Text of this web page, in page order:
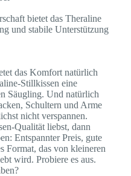
bietet das Theraline
und stabile Unterstützung
das Komfort natürlich
Stillkissen eine
Säugling. Und natürlich
Schultern und Arme
nicht verspannen.
Qualität liebst, dann
Entspannter Preis, gute
Format, das von kleineren
wird. Probiere es aus.